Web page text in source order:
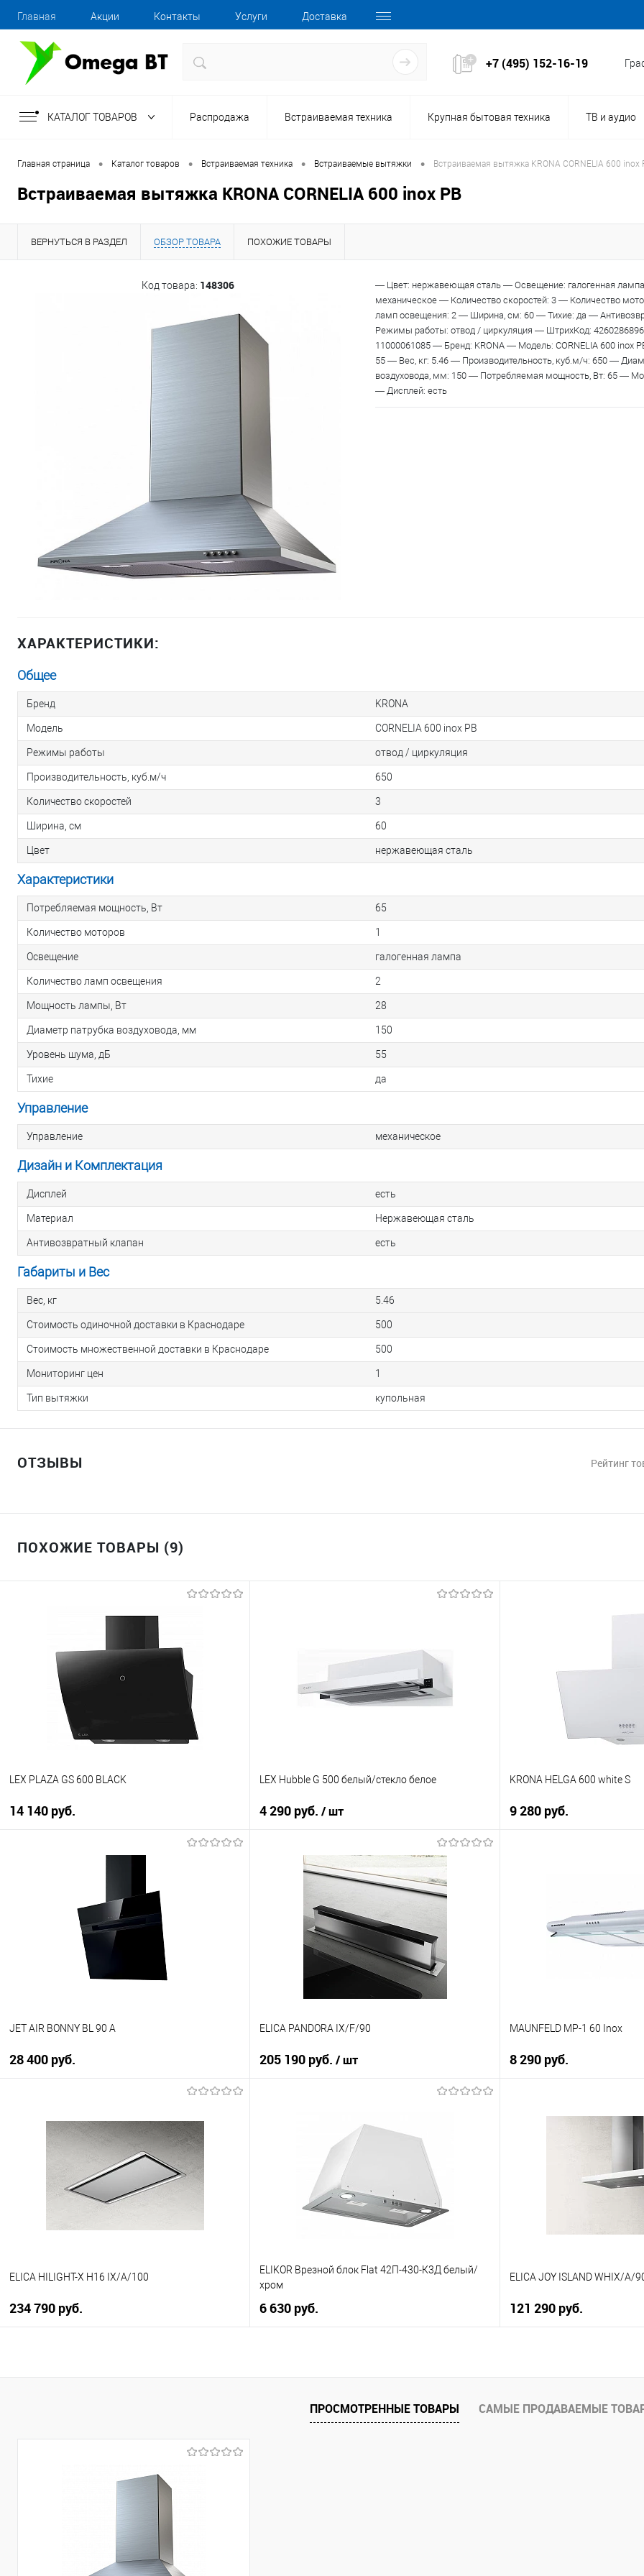
Главная Акции Контакты Услуги Доставка
+7 (495) 152-16-19
КАТАЛОГ ТОВАРОВ Распродажа Встраиваемая техника Крупная бытовая техника ТВ и аудио
Главная страница • Каталог товаров • Встраиваемая техника • Встраиваемые вытяжки • Встраиваемая вытяжка KRONA CORNELIA 600 inox
Встраиваемая вытяжка KRONA CORNELIA 600 inox PB
ВЕРНУТЬСЯ В РАЗДЕЛ ОБЗОР ТОВАРА ПОХОЖИЕ ТОВАРЫ
Код товара: 148306
— Цвет: нержавеющая сталь — Освещение: галогенная
механическое — Количество скоростей: 3 — Количество
ламп освещения: 2 — Ширина, см: 60 — Тихие: да —
Режимы работы: отвод / циркуляция — ШтрихКод:
11000061085 — Бренд: KRONA — Модель: CORNELIA 600 inox
55 — Вес, кг: 5.46 — Производительность, куб.м/ч: 650 —
воздуховода, мм: 150 — Потребляемая мощность, Вт: 65 —
— Дисплей: есть
ХАРАКТЕРИСТИКИ:
Общее
Бренд KRONA
Модель CORNELIA 600 inox PB
Режимы работы отвод / циркуляция
Производительность, куб.м/ч 650
Количество скоростей 3
Ширина, см 60
Цвет нержавеющая сталь
Характеристики
Потребляемая мощность, Вт 65
Количество моторов 1
Освещение галогенная лампа
Количество ламп освещения 2
Мощность лампы, Вт 28
Диаметр патрубка воздуховода, мм 150
Уровень шума, дБ 55
Тихие да
Управление
Управление механическое
Дизайн и Комплектация
Дисплей есть
Материал Нержавеющая сталь
Антивозвратный клапан есть
Габариты и Вес
Вес, кг 5.46
Стоимость одиночной доставки в Краснодаре 500
Стоимость множественной доставки в Краснодаре 500
Мониторинг цен 1
Тип вытяжки купольная
ОТЗЫВЫ Рейтинг
ПОХОЖИЕ ТОВАРЫ (9)
LEX PLAZA GS 600 BLACK
14 140 руб.
LEX Hubble G 500 белый/стекло белое
4 290 руб. / шт
В корзину
К сравнению
В избранное
Под заказ
KRONA HELGA 600 white S
9 280 руб.
В избранное
JET AIR BONNY BL 90 A
28 400 руб.
Купить в 1 клик
В избранное
В наличии
ELICA PANDORA IX/F/90
205 190 руб. / шт
Купить в 1 клик
К сравнению
В избранное
Под заказ
MAUNFELD MP-1 60 Inox
8 290 руб.
ELICA HILIGHT-X H16 IX/A/100
234 790 руб.
В наличии
ELIKOR Врезной блок Flat 42П-430-К3Д белый/
хром
6 630 руб.
К сравнению
В избранное
ELICA JOY ISLAND WHIX/A/
121 290 руб.
К сравнению
ПРОСМОТРЕННЫЕ ТОВАРЫ САМЫЕ ПРОДАВАЕМЫЕ